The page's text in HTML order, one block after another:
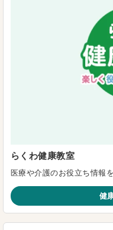
らくわ健康教室
医療や介護のお役立ち情報
健